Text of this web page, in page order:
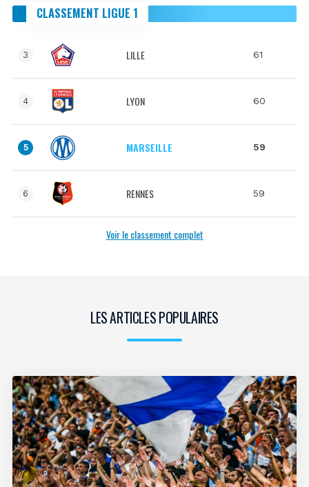
CLASSEMENT LIGUE 1
3 LILLE 61
4 LYON 60
5 MARSEILLE 59
6 RENNES 59
Voir le classement complet
LES ARTICLES POPULAIRES